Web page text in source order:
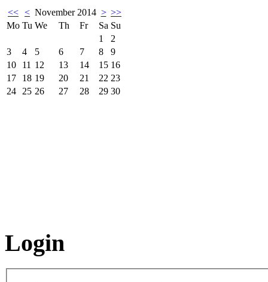
<< < November 2014 > >>
Mo Tu We Th Fr Sa Su
1
2
3
4 5 6 7 8
9
10
11 12 13 14 15 16
17
18 19 20 21 22 23
24
25 26 27 28 29 30
Login